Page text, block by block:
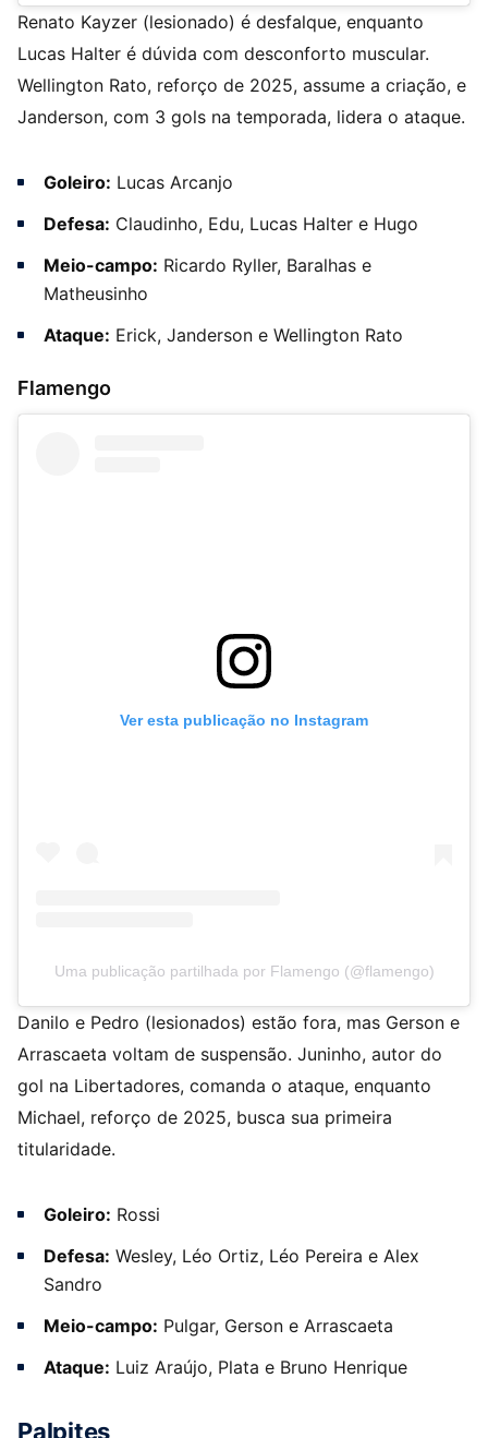
Renato Kayzer (lesionado) é desfalque, enquanto
Lucas Halter é dúvida com desconforto muscular.
Wellington Rato, reforço de 2025, assume a criação, e
Janderson, com 3 gols na temporada, lidera o ataque.
Goleiro: Lucas Arcanjo
Defesa: Claudinho, Edu, Lucas Halter e Hugo
Meio-campo: Ricardo Ryller, Baralhas e
Matheusinho
Ataque: Erick, Janderson e Wellington Rato
Flamengo
Ver esta publicação no Instagram
Uma publicação partilhada por Flamengo (@flamengo)
Danilo e Pedro (lesionados) estão fora, mas Gerson e
Arrascaeta voltam de suspensão. Juninho, autor do
gol na Libertadores, comanda o ataque, enquanto
Michael, reforço de 2025, busca sua primeira
titularidade.
Goleiro: Rossi
Defesa: Wesley, Léo Ortiz, Léo Pereira e Alex
Sandro
Meio-campo: Pulgar, Gerson e Arrascaeta
Ataque: Luiz Araújo, Plata e Bruno Henrique
Palpites